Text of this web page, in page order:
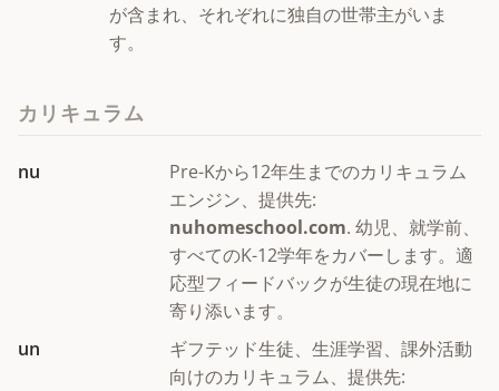
が含まれ、それぞれに独自の世帯主がいま
す。
カリキュラム
nu
Pre-Kから12年生までのカリキュラム
エンジン、提供先:
nuhomeschool.com. 幼児、就学前、
すべてのK-12学年をカバーします。適
応型フィードバックが生徒の現在地に
寄り添います。
un
ギフテッド生徒、生涯学習、課外活動
向けのカリキュラム、提供先: